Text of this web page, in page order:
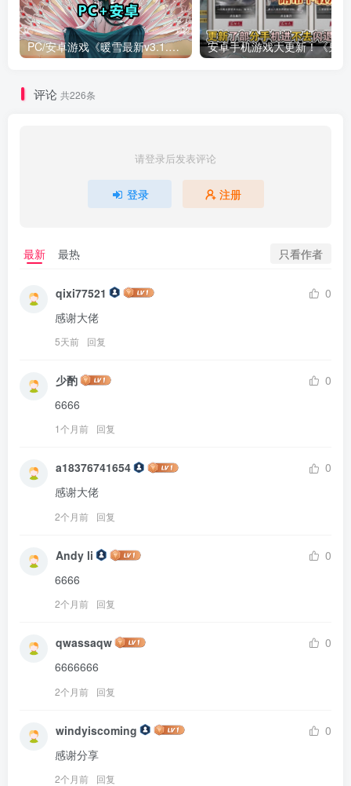
PC/安卓游戏《暖雪最新v3.1.0.1》终业DLC整合版！
评论 共226条
请登录后发表评论
登录 注册
最新 最热 只看作者
qixi77521
0
感谢大佬
5天前 回复
少酌
0
6666
1个月前 回复
a18376741654
0
感谢大佬
2个月前 回复
Andy li
0
6666
2个月前 回复
qwassaqw
0
6666666
2个月前 回复
windyiscoming
0
感谢分享
2个月前 回复